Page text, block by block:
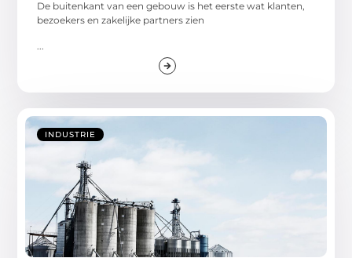
De buitenkant van een gebouw is het eerste wat klanten,
bezoekers en zakelijke partners zien
INDUSTRIE